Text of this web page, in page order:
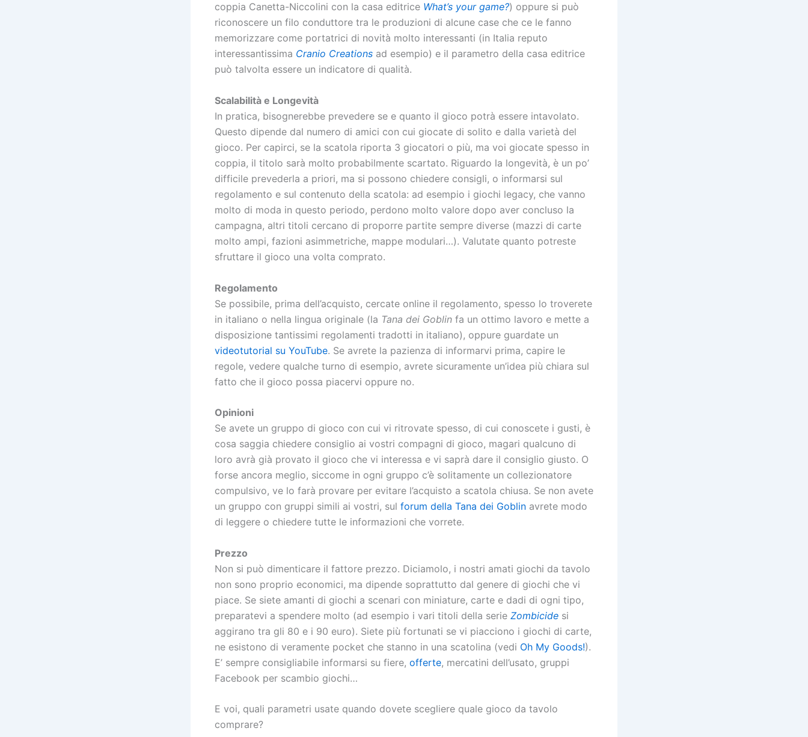
coppia Canetta-Niccolini con la casa editrice What’s your game?) oppure si può
riconoscere un filo conduttore tra le produzioni di alcune case che ce le fanno
memorizzare come portatrici di novità molto interessanti (in Italia reputo
interessantissima Cranio Creations ad esempio) e il parametro della casa editrice
può talvolta essere un indicatore di qualità.
Scalabilità e Longevità
In pratica, bisognerebbe prevedere se e quanto il gioco potrà essere intavolato.
Questo dipende dal numero di amici con cui giocate di solito e dalla varietà del
gioco. Per capirci, se la scatola riporta 3 giocatori o più, ma voi giocate spesso in
coppia, il titolo sarà molto probabilmente scartato. Riguardo la longevità, è un po’
difficile prevederla a priori, ma si possono chiedere consigli, o informarsi sul
regolamento e sul contenuto della scatola: ad esempio i giochi legacy, che vanno
molto di moda in questo periodo, perdono molto valore dopo aver concluso la
campagna, altri titoli cercano di proporre partite sempre diverse (mazzi di carte
molto ampi, fazioni asimmetriche, mappe modulari…). Valutate quanto potreste
sfruttare il gioco una volta comprato.
Regolamento
Se possibile, prima dell’acquisto, cercate online il regolamento, spesso lo troverete
in italiano o nella lingua originale (la Tana dei Goblin fa un ottimo lavoro e mette a
disposizione tantissimi regolamenti tradotti in italiano), oppure guardate un
videotutorial su YouTube. Se avrete la pazienza di informarvi prima, capire le
regole, vedere qualche turno di esempio, avrete sicuramente un’idea più chiara sul
fatto che il gioco possa piacervi oppure no.
Opinioni
Se avete un gruppo di gioco con cui vi ritrovate spesso, di cui conoscete i gusti, è
cosa saggia chiedere consiglio ai vostri compagni di gioco, magari qualcuno di
loro avrà già provato il gioco che vi interessa e vi saprà dare il consiglio giusto. O
forse ancora meglio, siccome in ogni gruppo c’è solitamente un collezionatore
compulsivo, ve lo farà provare per evitare l’acquisto a scatola chiusa. Se non avete
un gruppo con gruppi simili ai vostri, sul forum della Tana dei Goblin avrete modo
di leggere o chiedere tutte le informazioni che vorrete.
Prezzo
Non si può dimenticare il fattore prezzo. Diciamolo, i nostri amati giochi da tavolo
non sono proprio economici, ma dipende soprattutto dal genere di giochi che vi
piace. Se siete amanti di giochi a scenari con miniature, carte e dadi di ogni tipo,
preparatevi a spendere molto (ad esempio i vari titoli della serie Zombicide si
aggirano tra gli 80 e i 90 euro). Siete più fortunati se vi piacciono i giochi di carte,
ne esistono di veramente pocket che stanno in una scatolina (vedi Oh My Goods!).
E’ sempre consigliabile informarsi su fiere, offerte, mercatini dell’usato, gruppi
Facebook per scambio giochi…
E voi, quali parametri usate quando dovete scegliere quale gioco da tavolo
comprare?